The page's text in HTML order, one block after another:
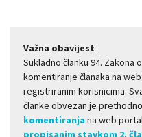
Važna obavijest
Sukladno članku 94. Zakona
komentiranje članaka na
registriranim korisnicima.
članke obvezan je
komentiranja na web
propisanim stavkom 2.